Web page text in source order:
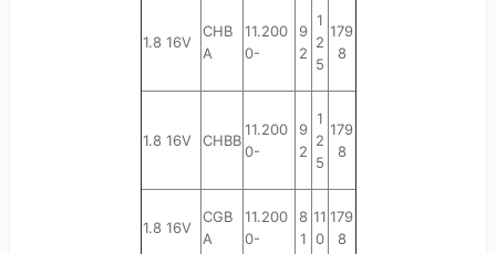
1.8 16V
CHB
A
11.200
0-
9
2
1
2
5
179
8
1.8 16V CHBB
11.200
0-
9
2
1
2
5
179
8
1.8 16V
CGB
A
11.200
0-
8
1
11
0
179
8